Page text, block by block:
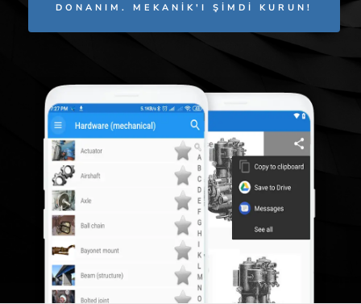
DONANIM. MEKANIK'I ŞIMDI KURUN!